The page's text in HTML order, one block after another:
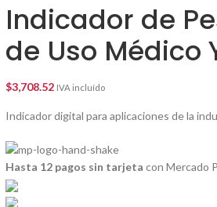
Indicador de
de Uso Médico
$3,708.52 IVA incluído
Indicador digital para aplicaciones de la
Hasta 12 pagos sin tarjeta con Mercado